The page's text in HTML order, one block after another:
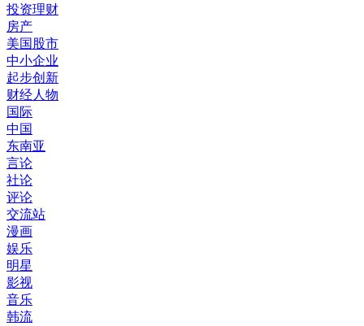
投资理财
房产
美国股市
中小企业
起步创新
财经人物
国际
中国
东南亚
言论
社论
评论
交流站
漫画
娱乐
明星
影视
音乐
韩流